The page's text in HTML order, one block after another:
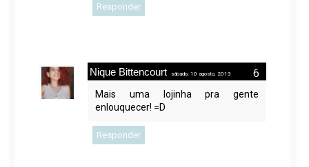
Responder
Nique Bittencourt sábado, 10 agosto, 2013
Mais uma lojinha pra gente
enlouquecer! =D
Responder